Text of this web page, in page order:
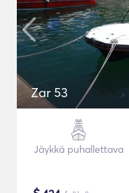
Zar 53
Jäykkä puhallettava